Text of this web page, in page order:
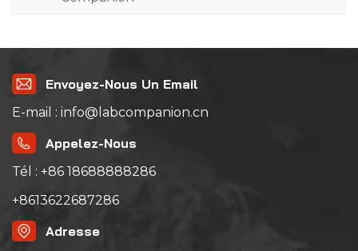
Envoyez-Nous Un Email
E-mail : info@labcompanion.cn
Appelez-Nous
Tél : +86 18688888286
+8613622687286
Adresse